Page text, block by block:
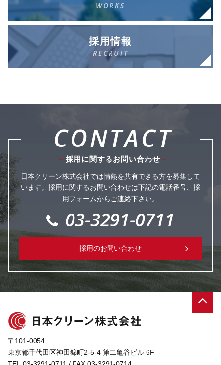
WORKS
採用情報
RECRUIT
CONTACT
採用に関するお問い合わせ
日本クリーン株式会社では情熱を共有できる方を募集して
います。 採用に関するお問い合わせは下記の電話番号、採
用フォームからご連絡下さい。
03-3291-0711
採用のお問い合わせ
〒101-0054
東京都千代田区神田錦町2-5-4 第二亀谷ビル 6F